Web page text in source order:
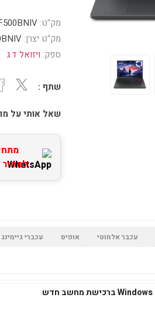
מק"ט:
מק"ט יצרן:
ספק: ויזואל ד.ג
שתף :
שאל אותי על
למחיר
עכבר אלחוטי אופיס עכברי גיימינג